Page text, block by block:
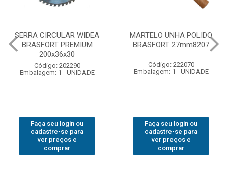
SERRA CIRCULAR WIDEA
BRASFORT PREMIUM
200x36x30
Código: 202290
Embalagem: 1 - UNIDADE
Faça seu login ou
cadastre-se para
ver preços e
comprar
MARTELO UNHA POLIDO
BRASFORT 27mm8207
Código: 222070
Embalagem: 1 - UNIDADE
Faça seu login ou
cadastre-se para
ver preços e
comprar